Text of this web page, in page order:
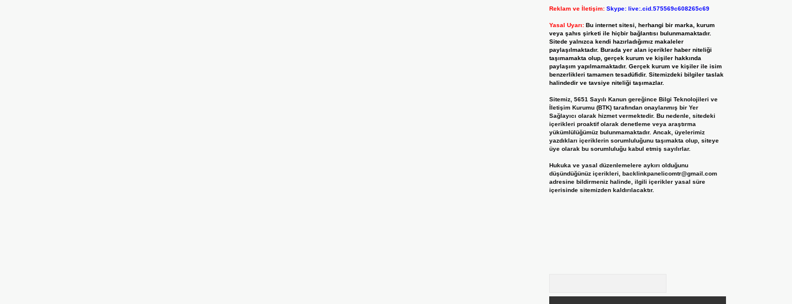
Reklam ve İletişim: Skype: live:.cid.575569c608265c69
Yasal Uyarı: Bu internet sitesi, herhangi bir marka, kurum
veya şahıs şirketi ile hiçbir bağlantısı bulunmamaktadır.
Sitede yalnızca kendi hazırladığımız makaleler
paylaşılmaktadır. Burada yer alan içerikler haber niteliği
taşımamakta olup, gerçek kurum ve kişiler hakkında
paylaşım yapılmamaktadır. Gerçek kurum ve kişiler ile isim
benzerlikleri tamamen tesadüfidir. Sitemizdeki bilgiler taslak
halindedir ve tavsiye niteliği taşımazlar.
Sitemiz, 5651 Sayılı Kanun gereğince Bilgi Teknolojileri ve
İletişim Kurumu (BTK) tarafından onaylanmış bir Yer
Sağlayıcı olarak hizmet vermektedir. Bu nedenle, sitedeki
içerikleri proaktif olarak denetleme veya araştırma
yükümlülüğümüz bulunmamaktadır. Ancak, üyelerimiz
yazdıkları içeriklerin sorumluluğunu taşımakta olup, siteye
üye olarak bu sorumluluğu kabul etmiş sayılırlar.
Hukuka ve yasal düzenlemelere aykırı olduğunu
düşündüğünüz içerikleri, backlinkpanelicomtr@gmail.com
adresine bildirmeniz halinde, ilgili içerikler yasal süre
içerisinde sitemizden kaldırılacaktır.